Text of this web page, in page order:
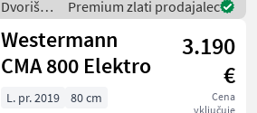
Weidemann (hid
Dvoriščna
mehanizacija
/ Bema
Premium zlati prodajalec
Westermann
CMA 800 Elektro
3.190
€
Cena
vključuje
L. pr. 2019
80 cm